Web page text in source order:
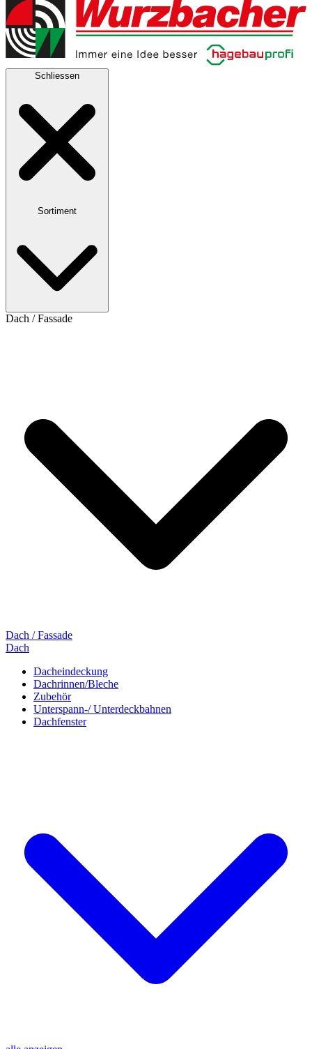
Schliessen
Sortiment
Dach / Fassade
Dach / Fassade
Dach
Dacheindeckung
Dachrinnen/Bleche
Zubehör
Unterspann-/ Unterdeckbahnen
Dachfenster